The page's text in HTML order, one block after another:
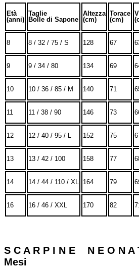
Età
(anni)
Taglie
Bolle di Sapone
Altezza
(cm)
Torace
(cm)
8 8 / 32 / 75 / S 128 67
9 9 / 34 / 80 134 69
10 10 / 36 / 85 / M 140 71
11 11 / 38 / 90 146 73
12 12 / 40 / 95 / L 152 75
13 13 / 42 / 100 158 77
14 14 / 44 / 110 / XL 164 79
16 16 / 46 / XXL 170 82
S C A R P I N E N E O N
Mesi